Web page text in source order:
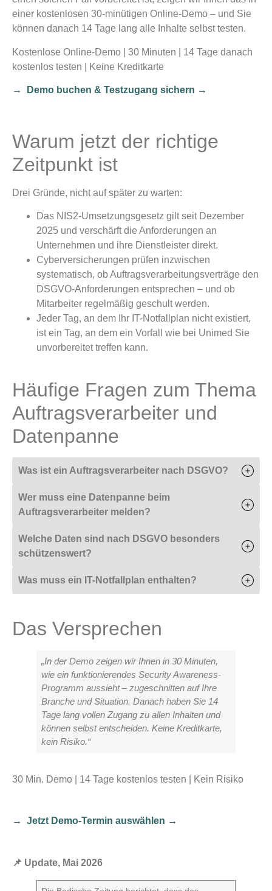
einer kostenlosen 30-minütigen Online-Demo – und Sie
können danach 14 Tage lang alle Inhalte selbst testen.
Kostenlose Online-Demo | 30 Minuten | 14 Tage danach
kostenlos testen | Keine Kreditkarte
→ Demo buchen & Testzugang sichern →
Warum jetzt der richtige
Zeitpunkt ist
Drei Gründe, nicht auf später zu warten:
Das NIS2-Umsetzungsgesetz gilt seit Dezember
2025 und verschärft die Anforderungen an
Unternehmen und ihre Dienstleister direkt.
Cyberversicherungen prüfen inzwischen
systematisch, ob Auftragsverarbeitungsverträge den
DSGVO-Anforderungen entsprechen – und ob
Mitarbeiter regelmäßig geschult werden.
Jeder Tag, an dem Ihr IT-Notfallplan nicht existiert,
ist ein Tag, an dem ein Vorfall wie bei Unimed Sie
unvorbereitet treffen kann.
Häufige Fragen zum Thema
Auftragsverarbeiter und
Datenpanne
Was ist ein Auftragsverarbeiter nach DSGVO?
Wer muss eine Datenpanne beim
Auftragsverarbeiter melden?
Welche Daten sind nach DSGVO besonders
schützenswert?
Was muss ein IT-Notfallplan enthalten?
Das Versprechen
„In der Demo zeigen wir Ihnen in 30 Minuten,
wie ein funktionierendes Security Awareness-
Programm aussieht – zugeschnitten auf Ihre
Branche und Situation. Danach haben Sie 14
Tage lang vollen Zugang zu allen Inhalten und
können selbst entscheiden. Keine Kreditkarte,
kein Risiko.“
30 Min. Demo | 14 Tage kostenlos testen | Kein Risiko
→ Jetzt Demo-Termin auswählen →
📌 Update, Mai 2026